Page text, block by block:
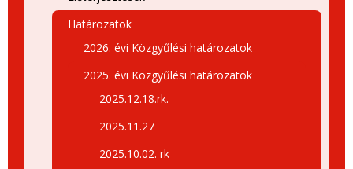
Határozatok
2026. évi Közgyűlési határozatok
2025. évi Közgyűlési határozatok
2025.12.18.rk.
2025.11.27
2025.10.02. rk